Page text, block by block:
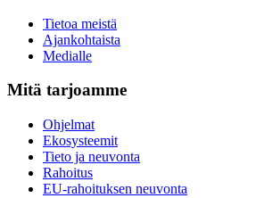
Tietoa meistä
Ajankohtaista
Medialle
Mitä tarjoamme
Ohjelmat
Ekosysteemit
Tieto ja neuvonta
Rahoitus
EU-rahoituksen neuvonta